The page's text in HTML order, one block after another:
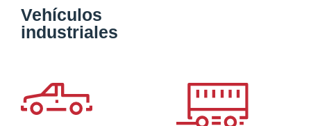
Vehículos
industriales